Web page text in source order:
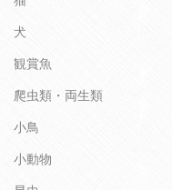
犬
観賞魚
爬虫類・両生類
小鳥
小動物